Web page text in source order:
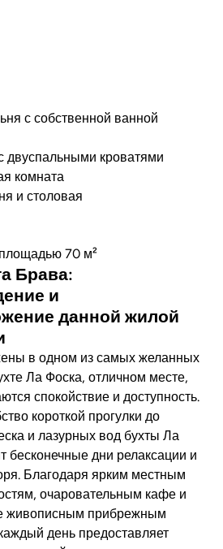
с собственной ванной
двуспальными кроватями
комната
и столовая
70 м²
Брава:
и
данной жилой
в одном из самых желанных
Ла Фоска, отличном месте,
спокойствие и доступность.
короткой прогулки до
и лазурных вод бухты Ла
бесконечные дни релаксации и
Благодаря ярким местным
очаровательным кафе и
живописным прибрежным
день предоставляет